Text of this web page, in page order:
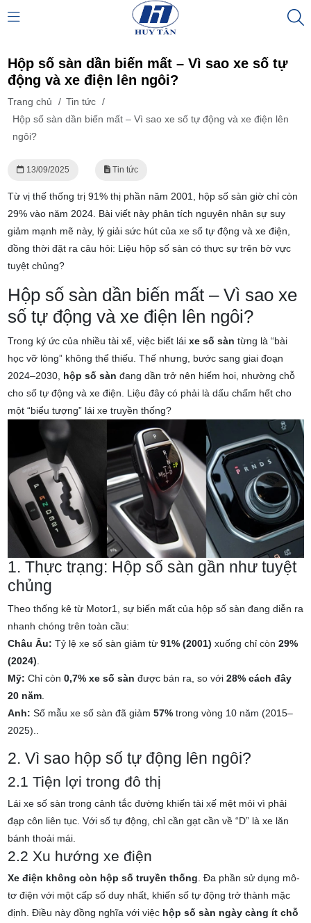
Hộp số sàn dần biến mất – Vì sao xe số tự
động và xe điện lên ngôi?
Trang chủ / Tin tức /
Hộp số sàn dần biến mất – Vì sao xe số tự động và xe điện lên
ngôi?
13/09/2025 Tin tức
Từ vị thế thống trị 91% thị phần năm 2001, hộp số sàn giờ chỉ còn
29% vào năm 2024. Bài viết này phân tích nguyên nhân sự suy
giảm mạnh mẽ này, lý giải sức hút của xe số tự động và xe điện,
đồng thời đặt ra câu hỏi: Liệu hộp số sàn có thực sự trên bờ vực
tuyệt chủng?
Hộp số sàn dần biến mất – Vì sao xe
số tự động và xe điện lên ngôi?
Trong ký ức của nhiều tài xế, việc biết lái xe số sàn từng là “bài
học vỡ lòng” không thể thiếu. Thế nhưng, bước sang giai đoạn
2024–2030, hộp số sàn đang dần trở nên hiếm hoi, nhường chỗ
cho số tự động và xe điện. Liệu đây có phải là dấu chấm hết cho
một “biểu tượng” lái xe truyền thống?
1. Thực trạng: Hộp số sàn gần như tuyệt
chủng
Theo thống kê từ Motor1, sự biến mất của hộp số sàn đang diễn ra
nhanh chóng trên toàn cầu:
Châu Âu: Tỷ lệ xe số sàn giảm từ 91% (2001) xuống chỉ còn 29%
(2024)
Mỹ: Chỉ còn 0,7% xe số sàn được bán ra, so với 28% cách đây
20 năm.
Anh: Số mẫu xe số sàn đã giảm 57%trong vòng 10 năm (2015–
2025).
2. Vì sao hộp số tự động lên ngôi?
2.1 Tiện lợi trong đô thị
Lái xe số sàn trong cảnh tắc đường khiến tài xế mệt mỏi vì phải
đạp côn liên tục. Với số tự động, chỉ cần gạt cần về “D” là xe lăn
bánh thoải mái.
2.2 Xu hướng xe điện
Xe điện không còn hộp số truyền thống . Đa phần sử dụng mô-
tơ điện với một cấp số duy nhất, khiến số tự động trở thành mặc
định. Điều này đồng nghĩa với việc hộp số sàn ngày càng ít chỗ